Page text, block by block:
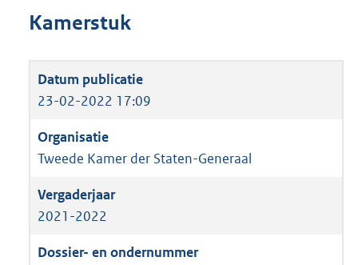
Kamerstuk
23-02-2022 17:09
Tweede Kamer der Staten-Generaal
2021-2022